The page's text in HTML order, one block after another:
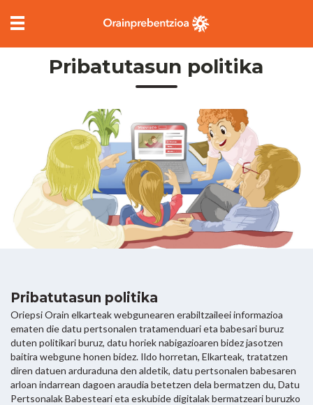
Abrir/Cerrar
oraintheme
Pribatutasun politika
Pribatutasun politika
Oriepsi Orain elkarteak webgunearen erabiltzaileei informazioa
ematen die datu pertsonalen tratamenduari eta babesari buruz
duten politikari buruz, datu horiek nabigazioaren bidez jasotzen
baitira webgune honen bidez. Ildo horretan, Elkarteak, tratatzen
diren datuen arduraduna den aldetik, datu pertsonalen babesaren
arloan indarrean dagoen araudia betetzen dela bermatzen du, Datu
Pertsonalak Babesteari eta eskubide digitalak bermatzeari buruzko